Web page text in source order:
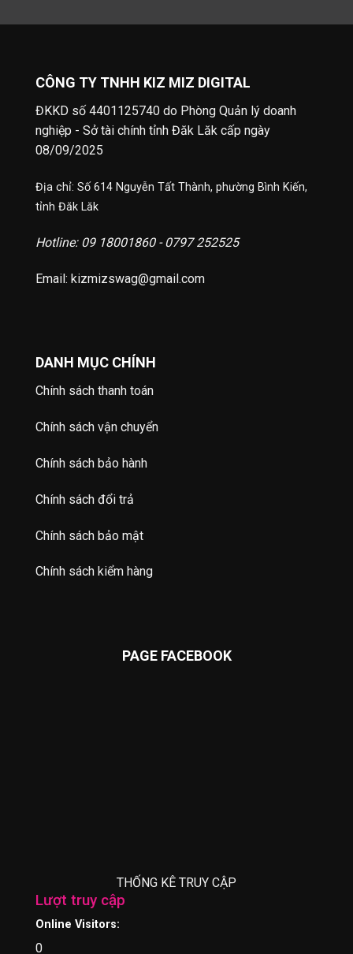
CÔNG TY TNHH KIZ MIZ DIGITAL
ĐKKD số 4401125740 do Phòng Quản lý doanh
nghiệp - Sở tài chính tỉnh Đăk Lăk cấp ngày
08/09/2025
Địa chỉ: Số 614 Nguyễn Tất Thành, phường Bình Kiến,
tỉnh Đăk Lăk
Hotline: 09 18001860 - 0797 252525
Email: kizmizswag@gmail.com
DANH MỤC CHÍNH
Chính sách thanh toán
Chính sách vận chuyển
Chính sách bảo hành
Chính sách đổi trả
Chính sách bảo mật
Chính sách kiểm hàng
PAGE FACEBOOK
THỐNG KÊ TRUY CẬP
Lượt truy cập
Online Visitors:
0